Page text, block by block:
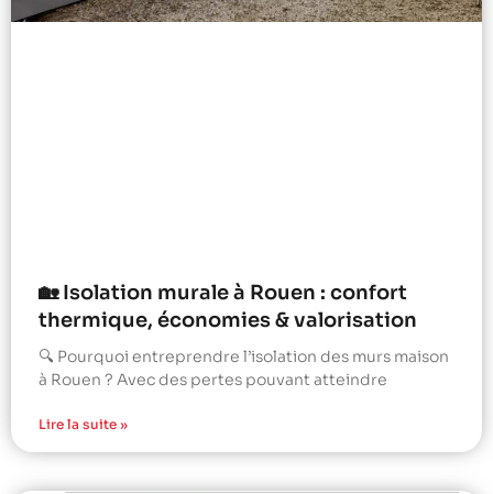
🏡 Isolation murale à Rouen : confort
thermique, économies & valorisation
🔍 Pourquoi entreprendre l’isolation des murs maison
à Rouen ? Avec des pertes pouvant atteindre
Lire la suite »